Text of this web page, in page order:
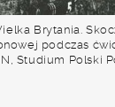
Brytania.
podczas
Studium Polski